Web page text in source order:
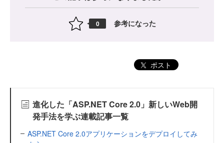
0 参考になった
ポスト
進化した「ASP.NET Core 2.0」新しいWeb開
発手法を学ぶ連載記事一覧
ASP.NET Core 2.0アプリケーションをデプロイしてみ